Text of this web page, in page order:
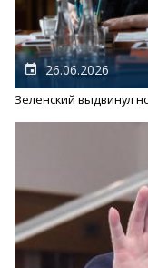
26.06.2026
Зеленский выдвинул